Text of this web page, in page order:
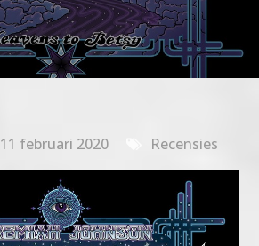
11 februari 2020 Recensies